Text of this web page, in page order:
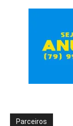
Parceiros